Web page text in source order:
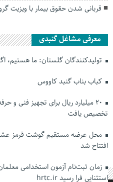
قربانی شدن حقوق بیمار با ویزیت
معرفی مشاغل گنبدی
تولیدکنندگان گلستان: ما هستیم،
کباب بناب گنبد کاووس
۲۰ میلیارد ریال برای تجهیز فنی و
تخصیص یافت
محل عرضه مستقیم گوشت قرمز
افتتاح شد
زمان ثبت‌نام آزمون استخدامی
استثنایی فرا رسید hrtc.ir